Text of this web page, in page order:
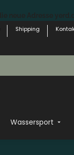
Shipping
Wassersport